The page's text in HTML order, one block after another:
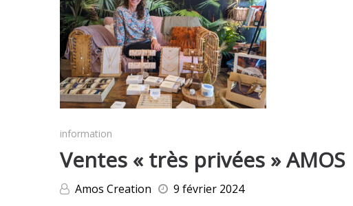
information
Ventes « très privées » AMOS
Amos Creation 9 février 2024